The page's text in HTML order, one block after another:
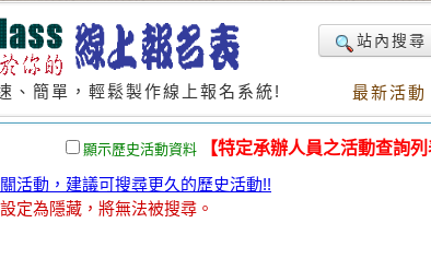
、簡單，輕鬆製作線上報名系統!
站內搜尋
最新活動
顯示歷史活動資料
【特定承辦人員之活動查詢列
活動，建議可搜尋更久的歷史活動!!
定為隱藏，將無法被搜尋。